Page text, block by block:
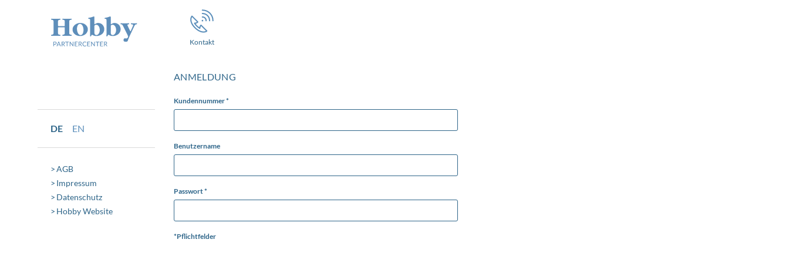
Kontakt
DE EN
AGB
Impressum
Datenschutz
Hobby Website
ANMELDUNG
Kundennummer *
Benutzername
Passwort *
*Pflichtfelder